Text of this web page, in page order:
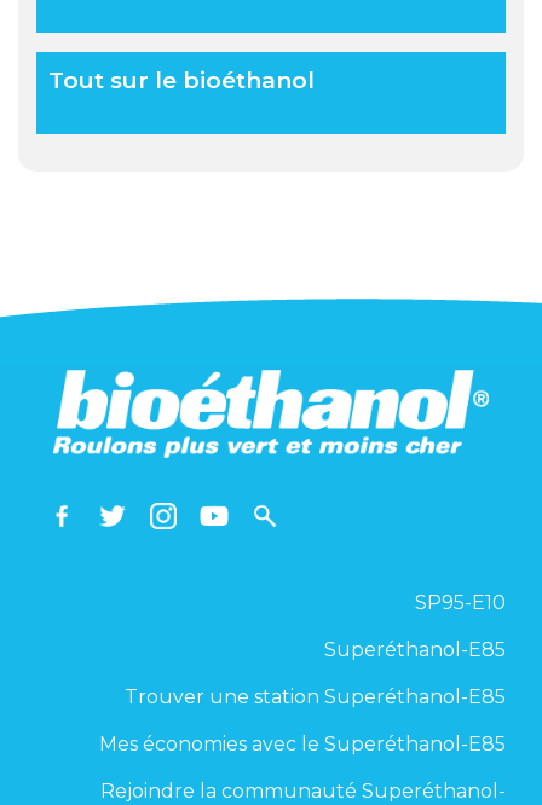
Tout sur le bioéthanol
SP95-E10
Superéthanol-E85
Trouver une station Superéthanol-E85
Mes économies avec le Superéthanol-E85
Rejoindre la communauté Superéthanol-